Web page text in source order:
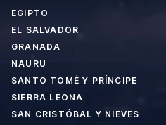
EGIPTO
EL SALVADOR
GRANADA
NAURU
SANTO TOMÉ Y PRÍNCIPE
SIERRA LEONA
SAN CRISTÓBAL Y NIEVES